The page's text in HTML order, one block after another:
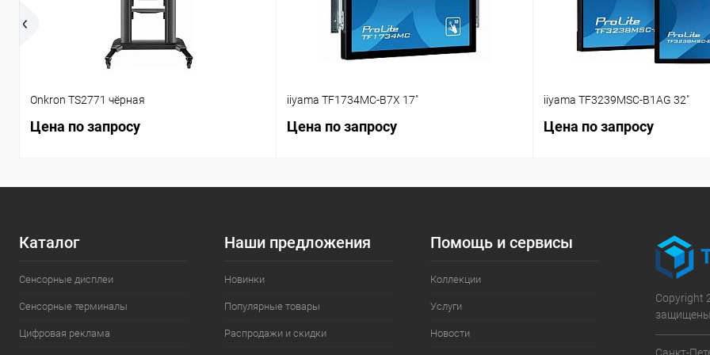
Onkron TS2771 чёрная
Цена по запросу
iiyama TF1734MC-B7X 17"
Цена по запросу
iiyama TF3239MSC-B1AG 32"
Цена по запросу
Каталог
Сенсорные дисплеи
Сенсорные терминалы
Цифровая реклама
Наши предложения
Новинки
Популярные товары
Распродажи и скидки
Помощь и сервисы
Коллекции
Услуги
Новости
Copyright